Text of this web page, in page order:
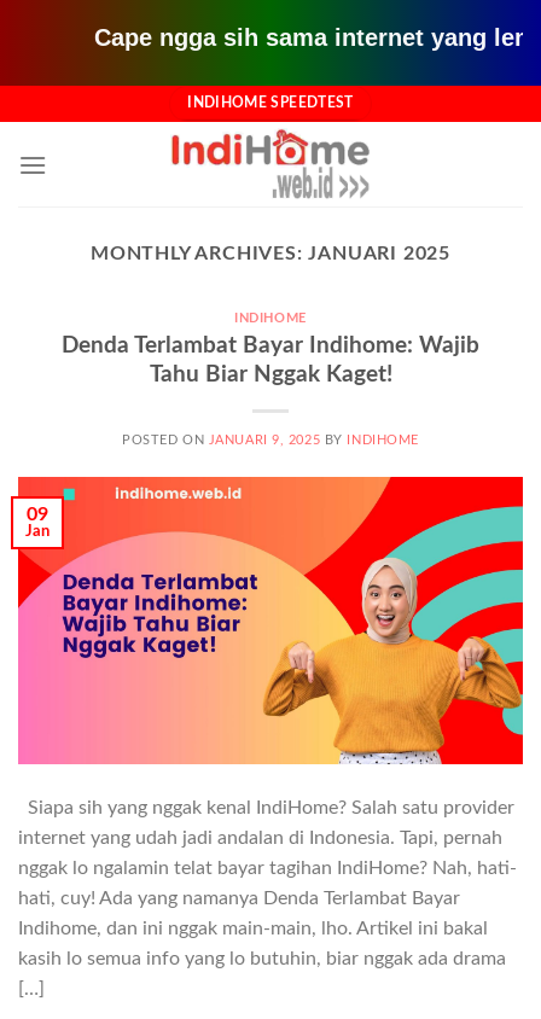
Cape ngga sih sama internet yang
content
INDIHOME SPEEDTEST
MONTHLY ARCHIVES:JANUARI 2025
INDIHOME
Denda Terlambat Bayar Indihome: Wajib
Tahu Biar Nggak Kaget!
POSTED ON JANUARI 9, 2025 BY INDIHOME
09
Jan
Siapa sih yang nggak kenal IndiHome? Salah satu provider
internet yang udah jadi andalan di Indonesia. Tapi, pernah
nggak lo ngalamin telat bayar tagihan IndiHome? Nah, hati-
hati, cuy! Ada yang namanya Denda Terlambat Bayar
Indihome, dan ini nggak main-main, lho. Artikel ini bakal
kasih lo semua info yang lo butuhin, biar nggak ada drama
[…]